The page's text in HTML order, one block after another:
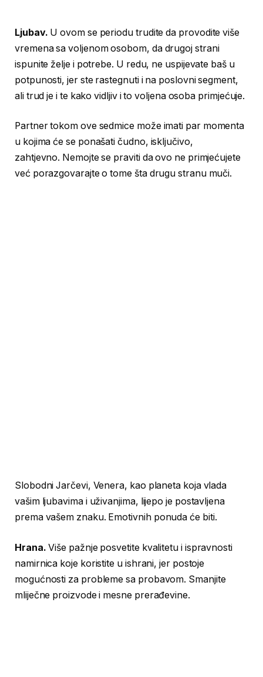
Ljubav. U ovom se periodu trudite da provodite više
vremena sa voljenom osobom, da drugoj strani
ispunite želje i potrebe. U redu, ne uspijevate baš u
potpunosti, jer ste rastegnuti i na poslovni segment,
ali trud je i te kako vidljiv i to voljena osoba primjećuje.
Partner tokom ove sedmice može imati par momenta
u kojima će se ponašati čudno, isključivo,
zahtjevno. Nemojte se praviti da ovo ne primjećujete
već porazgovarajte o tome šta drugu stranu muči.
Slobodni Jarčevi, Venera, kao planeta koja vlada
vašim ljubavima i uživanjima, lijepo je postavljena
prema vašem znaku. Emotivnih ponuda će biti.
Hrana. Više pažnje posvetite kvalitetu i ispravnosti
namirnica koje koristite u ishrani, jer postoje
mogućnosti za probleme sa probavom. Smanjite
mliječne proizvode i mesne prerađevine.